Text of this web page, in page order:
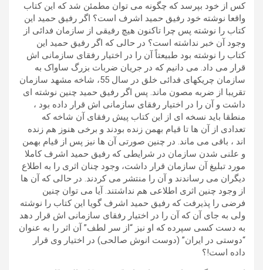
کس از خود بپرسد که چگونه می توان مطمئن شد که این کتاب
واقعا نوشته خود رفیق حمید اشرف است؟ اگر رفیق حمید این
کتاب را نوشته پس چرا تاکنون هیچ رفیقی از سازمان فدائی از
وجود آن خبر نداشته است؟ در حالی که اگر رفیق حمید این
کتاب را نوشته بود طبیعتاً آن را در اختیار رفقای سازمانی اش
قرار می داد. می دانیم که در جریان ضربات بزرگ ساواک به
سازمان چریکهای فدائی خلق در سال 55، شاخه مشهد سازمان
تقریبا از ضربه مصون ماند. پس اگر رفیق حمید چنین نوشته ای
داشت و آن را در اختیار رفقای سازمانی اش قرار داده بود ،
منطقا باید نسخه ای از این کتاب پیش رفقای آن شاخه که
تعدادی از آن ها تا قیام بهمن زنده بودند و برخی هنوز هم زنده
اند ، باقی می ماند. در چنین صورتی آن ها نیز پس از قیام بهمن
و علنی شدن سازمان در شرایطی که رفیق حمید اشرف کاملا
مورد تبلیغ آن سازمان قرار داشت، وجود چنان اثری را به اطلاع
دیگران می رساندند و آن را منتشر می کردند. در حالی که آن ها
از وجود چنین اثری اطلاعی هم نداشتند. آیا می توان چنین
فرضی را پذیرفت که رفیق حمید اشرف گویا این کتاب را نوشته
ولی به جای آن که آن را در اختیار رفقای سازمانی اش قرار دهد
به دست کسی سپرده که او نیز “از سر لطف” آن اثر را به عنوان
“دوستی در ایران” (دوست انوش صالحی) در اختیار وی قرار
داده است!؟